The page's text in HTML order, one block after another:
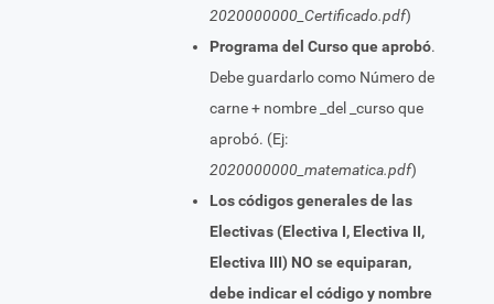
2020000000_Certificado.pdf)
Programa del Curso que aprobó.
Debe guardarlo como Número de
carne + nombre _del _curso que
aprobó. (Ej:
2020000000_matematica.pdf)
Los códigos generales de las
Electivas (Electiva I, Electiva II,
Electiva III) NO se equiparan,
debe indicar el código y nombre